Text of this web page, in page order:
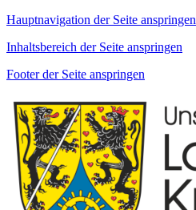
Hauptnavigation der Seite anspringen
Inhaltsbereich der Seite anspringen
Footer der Seite anspringen